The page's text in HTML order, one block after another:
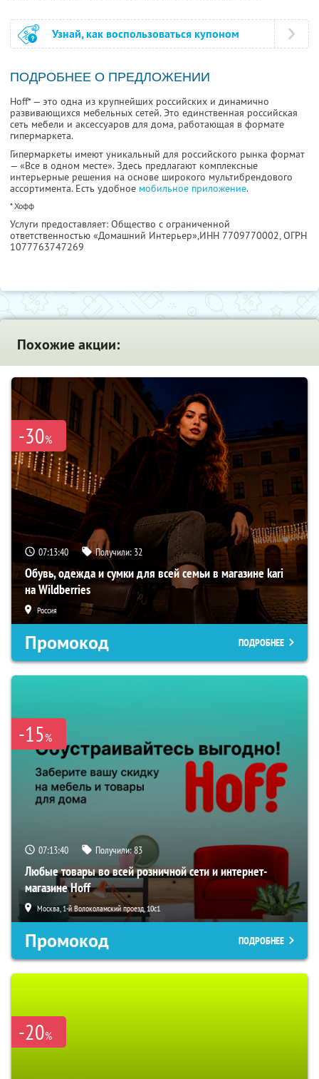
Узнай, как воспользоваться купоном
ПОДРОБНЕЕ О ПРЕДЛОЖЕНИИ
Hoff* — это одна из крупнейших российских и динамично
развивающихся мебельных сетей. Это единственная российская
сеть мебели и аксессуаров для дома, работающая в формате
гипермаркета.
Гипермаркеты имеют уникальный для российского рынка формат
— «Все в одном месте». Здесь предлагают комплексные
интерьерные решения на основе широкого мультибрендового
ассортимента. Есть удобное мобильное приложение.
* Хофф
Услуги предоставляет: Общество с ограниченной
ответственностью «Домашний Интерьер»,ИНН 7709770002, ОГРН
1077763747269
Похожие акции:
-30%
07:13:39 Получили: 32
Обувь, одежда и сумки для всей семьи в магазине kari
на Wildberries
Россия
Промокод ПОДРОБНЕЕ
-15%
07:13:39 Получили:83
Любые товары во всей розничной сети и интернет-
магазине Hoff
Москва, 1-й Волоколамский проезд, 10с1
Промокод ПОДРОБНЕЕ
-20%